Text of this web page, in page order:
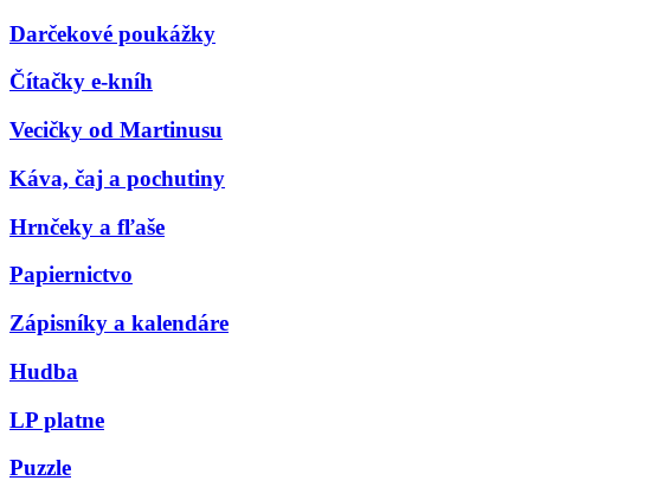
Darčekové poukážky
Čítačky e-kníh
Vecičky od Martinusu
Káva, čaj a pochutiny
Hrnčeky a fľaše
Papiernictvo
Zápisníky a kalendáre
Hudba
LP platne
Puzzle